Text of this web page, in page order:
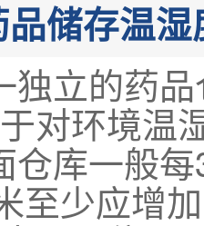
品储存温
独立的药
对环境温
仓库一般
至少应增